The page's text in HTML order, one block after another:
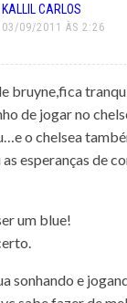
KALLIL CARLOS
03/09/2011 ÀS 2:26
bruyne,fica
de jogar no
o chelsea
esperanças de
um blue!
sonhando e